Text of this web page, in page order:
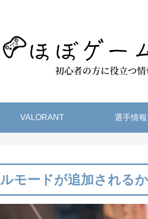
VALORANT 選手情報
モードが追加される